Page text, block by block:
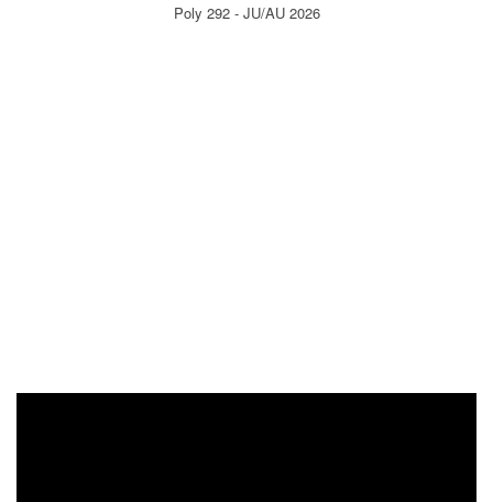
Poly 292 - JU/AU 2026